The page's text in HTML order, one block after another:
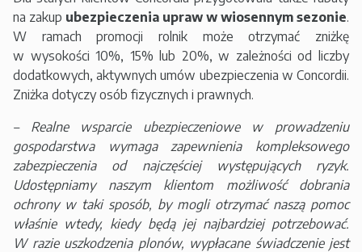
na zakup ubezpieczenia upraw w wiosennym sezonie.
W ramach promocji rolnik może otrzymać zniżkę
w wysokości 10%, 15% lub 20%, w zależności od liczby
dodatkowych, aktywnych umów ubezpieczenia w Concordii.
Zniżka dotyczy osób fizycznych i prawnych.
– Realne wsparcie ubezpieczeniowe w prowadzeniu
gospodarstwa wymaga zapewnienia kompleksowego
zabezpieczenia od najczęściej występujących ryzyk.
Udostępniamy naszym klientom możliwość dobrania
ochrony w taki sposób, by mogli otrzymać naszą pomoc
właśnie wtedy, kiedy będą jej najbardziej potrzebować.
W razie uszkodzenia plonów, wypłacane świadczenie jest